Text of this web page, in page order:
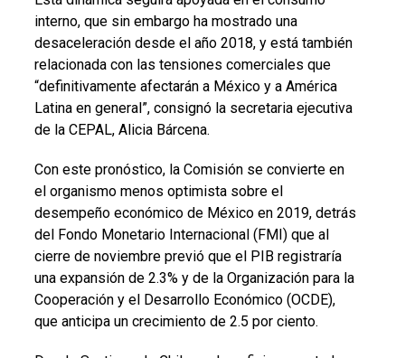
interno, que sin embargo ha mostrado una
desaceleración desde el año 2018, y está también
relacionada con las tensiones comerciales que
“definitivamente afectarán a México y a América
Latina en general”, consignó la secretaria ejecutiva
de la CEPAL, Alicia Bárcena.
Con este pronóstico, la Comisión se convierte en
el organismo menos optimista sobre el
desempeño económico de México en 2019, detrás
del Fondo Monetario Internacional (FMI) que al
cierre de noviembre previó que el PIB registraría
una expansión de 2.3% y de la Organización para la
Cooperación y el Desarrollo Económico (OCDE),
que anticipa un crecimiento de 2.5 por ciento.